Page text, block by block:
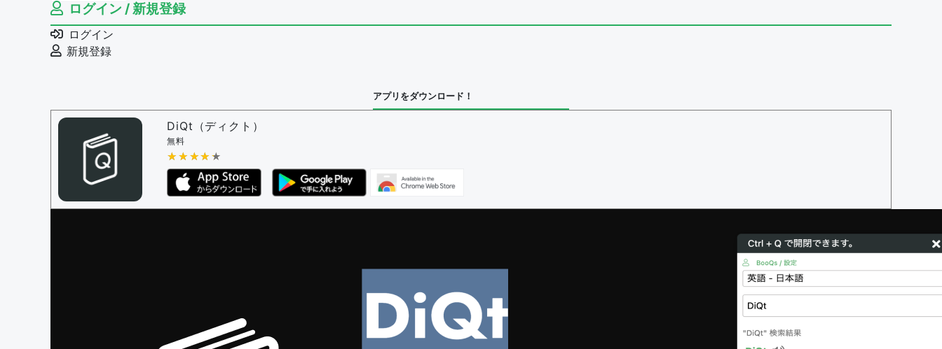
例文の編集権限を持つユーザー -
例文の編集を審査する
例文の削除を審査する
審査に対する投票権限を持つユーザー -
問題の編集権限を持つユーザー -
審査に対する投票権限を持つユーザー -
決定に必要な投票数 -1
編集ガイドライン
ログイン / 新規登録
ログイン
新規登録
アプリをダウンロード！
DiQt（ディクト）
無料
★★★★★
★★★★★